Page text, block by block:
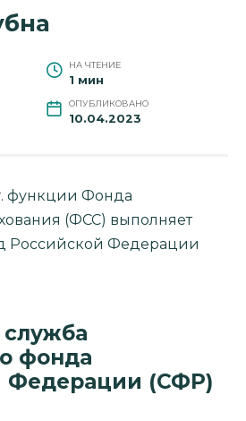
НА ЧТЕНИЕ
1 мин
ОПУБЛИКОВАНО
10.04.2023
функции Фонда
(ФСС) выполняет
Российской Федерации
фонда
Федерации (СФР)